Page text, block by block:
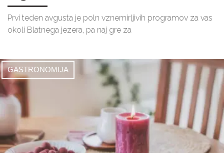
Prvi teden avgusta je poln vznemirljivih programov za vas
okoli Blatnega jezera, pa naj gre za
GASTRONOMIJA